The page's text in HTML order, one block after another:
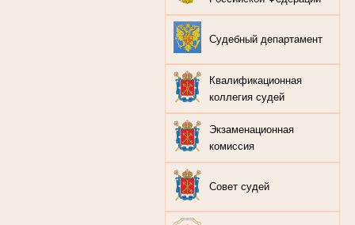
Судебный департамент
Квалификационная
коллегия судей
Экзаменационная
комиссия
Совет судей